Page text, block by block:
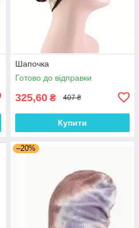
Шапочка
Готово до відправки
325,60 ₴ 407 ₴
Купити
–20%